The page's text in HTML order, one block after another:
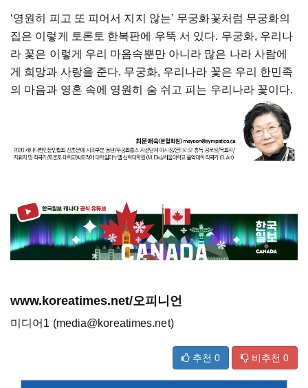
‘영원히 피고 또 피어서 지지 않는’ 무궁화꽃처럼 무궁화의
집은 이렇게 토론토 한복판에 우뚝 서 있다. 무궁화, 우리나
라 꽃은 이렇게 우리 마음속뿐만 아니라 많은 나라 사람에
게 희망과 사랑을 준다. 무궁화, 우리나라 꽃은 우리 한민족
의 마음과 영혼 속에 영원히 숨 쉬고 피는 우리나라 꽃이다.
www.koreatimes.net/오피니언
미디어1 (media@koreatimes.net)
추천 0 비추천 0